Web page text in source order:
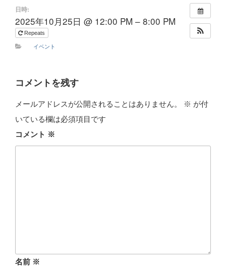
日時:
2025年10月25日 @ 12:00 PM – 8:00 PM
Repeats
イベント
コメントを残す
メールアドレスが公開されることはありません。 ※ が付
いている欄は必須項目です
コメント ※
名前 ※